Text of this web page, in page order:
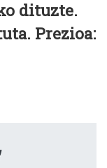
dituzte.
Prezioa: